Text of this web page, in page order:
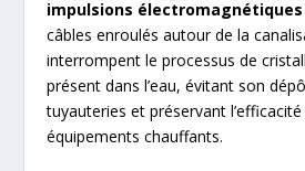
impulsions électromagnétiques
câbles enroulés autour de la
interrompent le processus de
présent dans l’eau, évitant son
tuyauteries et préservant
équipements chauffants.